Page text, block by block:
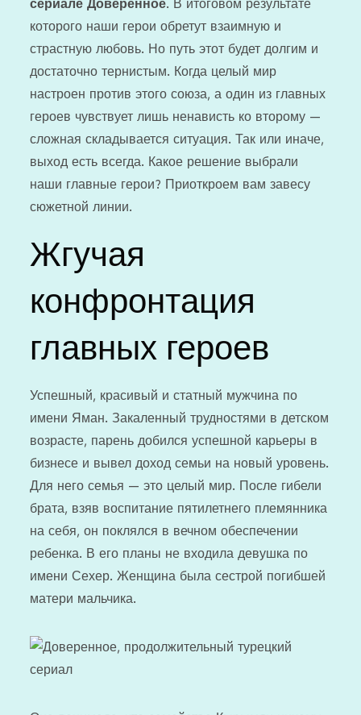
сериале Доверенное. В итоговом результате
которого наши герои обретут взаимную и
страстную любовь. Но путь этот будет долгим и
достаточно тернистым. Когда целый мир
настроен против этого союза, а один из главных
героев чувствует лишь ненависть ко второму —
сложная складывается ситуация. Так или иначе,
выход есть всегда. Какое решение выбрали
наши главные герои? Приоткроем вам завесу
сюжетной линии.
Жгучая
конфронтация
главных героев
Успешный, красивый и статный мужчина по
имени Яман. Закаленный трудностями в детском
возрасте, парень добился успешной карьеры в
бизнесе и вывел доход семьи на новый уровень.
Для него семья — это целый мир. После гибели
брата, взяв воспитание пятилетнего племянника
на себя, он поклялся в вечном обеспечении
ребенка. В его планы не входила девушка по
имени Сехер. Женщина была сестрой погибшей
матери мальчика.